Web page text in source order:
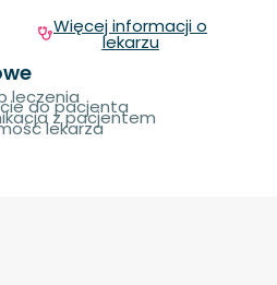
Więcej informacji o
lekarzu
leczenia
do pacjenta
z pacjentem
lekarza